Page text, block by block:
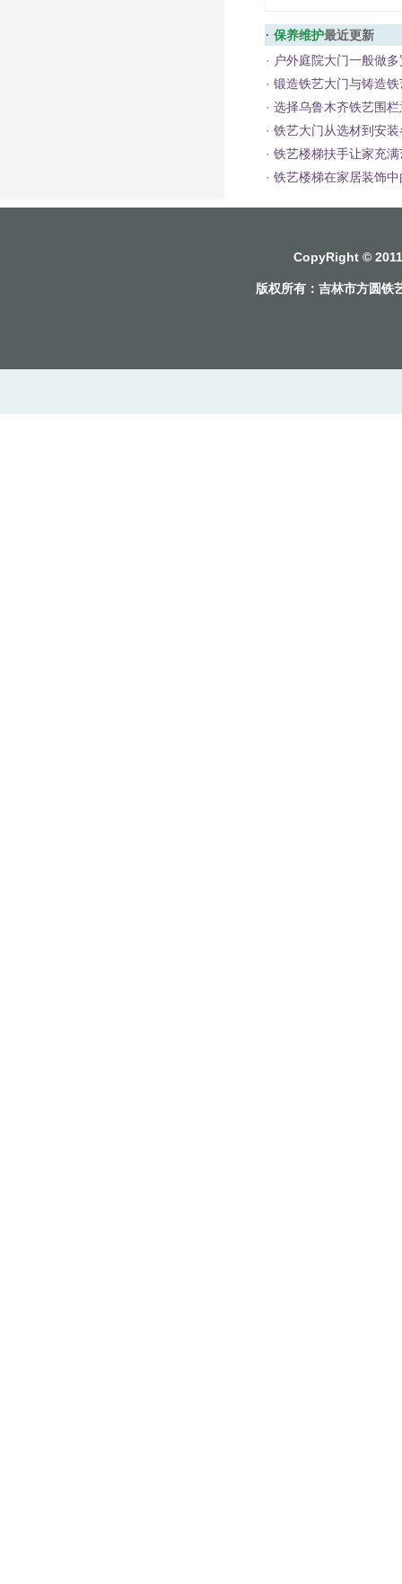
· 保养维护最近更新
· 户外庭院大门一般做
· 锻造铁艺大门与铸造
· 选择乌鲁木齐铁艺围
· 铁艺大门从选材到安
· 铁艺楼梯扶手让家充
· 铁艺楼梯在家居装饰
CopyRight ©
版权所有： 吉林市方圆铁